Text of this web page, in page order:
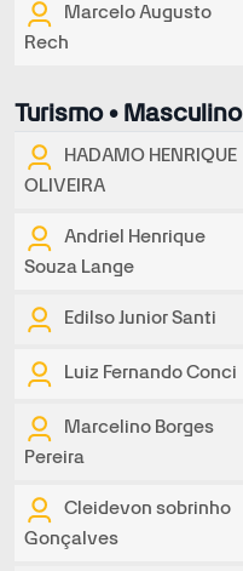
Marcelo Augusto
Rech
Turismo • Masculino
HADAMO HENRIQUE
OLIVEIRA
Andriel Henrique
Souza Lange
Edilso Junior Santi
Luiz Fernando Conci
Marcelino Borges
Pereira
Cleidevon sobrinho
Gonçalves